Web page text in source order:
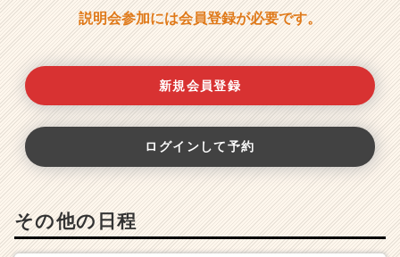
説明会参加には会員登録が必要です。
新規会員登録
ログインして予約
その他の日程